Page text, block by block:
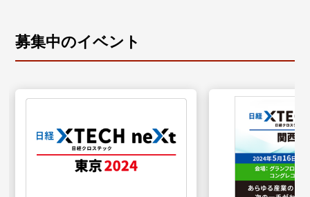
募集中のイベント